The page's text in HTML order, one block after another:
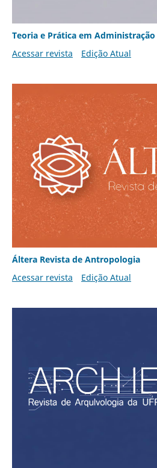
Teoria e Prática em Administração
Acessar revista
Edição Atual
Áltera Revista de Antropologia
Acessar revista
Edição Atual